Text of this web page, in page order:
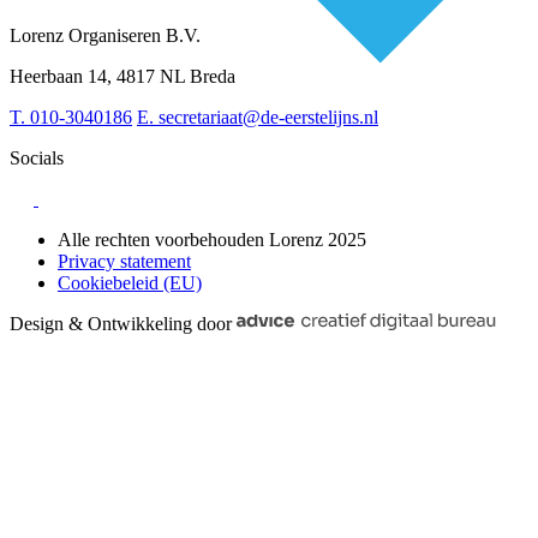
Over BiancAI
Digitalisering
Leiderschap & samenwerking
Sociaal domein
Lorenz Organiseren B.V.
Heerbaan 14, 4817 NL Breda
T. 010-3040186 E. secretariaat@de-eerstelijns.nl
Socials
Alle rechten voorbehouden Lorenz 2025
Privacy statement
Cookiebeleid (EU)
Design & Ontwikkeling door